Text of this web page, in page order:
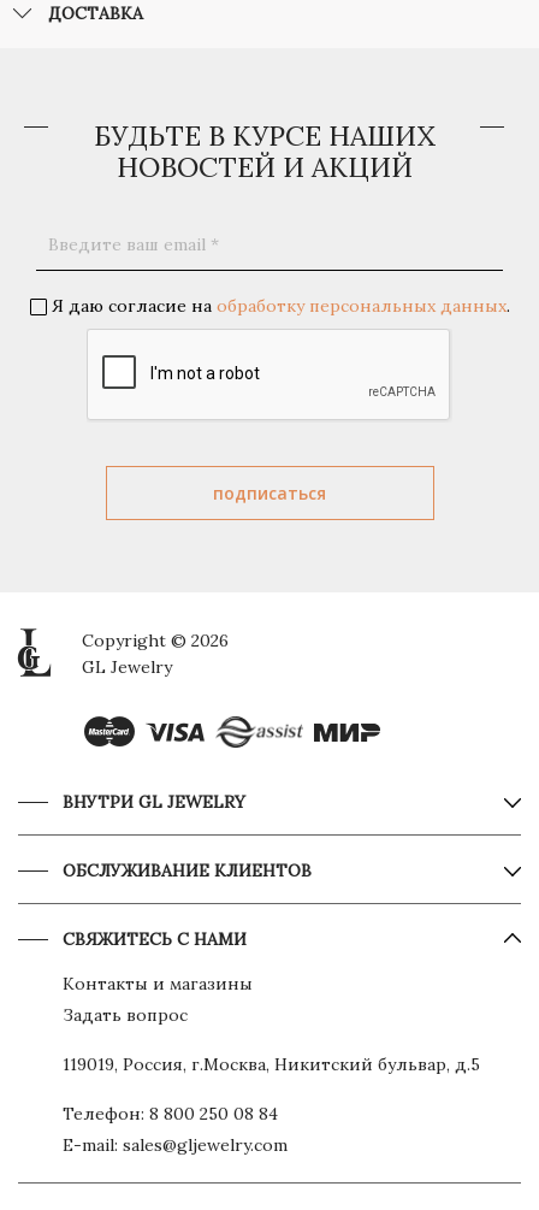
ДОСТАВКА
БУДЬТЕ В КУРСЕ НАШИХ
НОВОСТЕЙ И АКЦИЙ
Я даю согласие на обработку персональных данных.
Copyright © 2026
GL Jewelry
ВНУТРИ GL JEWELRY
ОБСЛУЖИВАНИЕ КЛИЕНТОВ
СВЯЖИТЕСЬ С НАМИ
Контакты и магазины
Задать вопрос
119019, Россия, г.Москва, Никитский бульвар, д.5
Телефон: 8 800 250 08 84
E-mail: sales@gljewelry.com